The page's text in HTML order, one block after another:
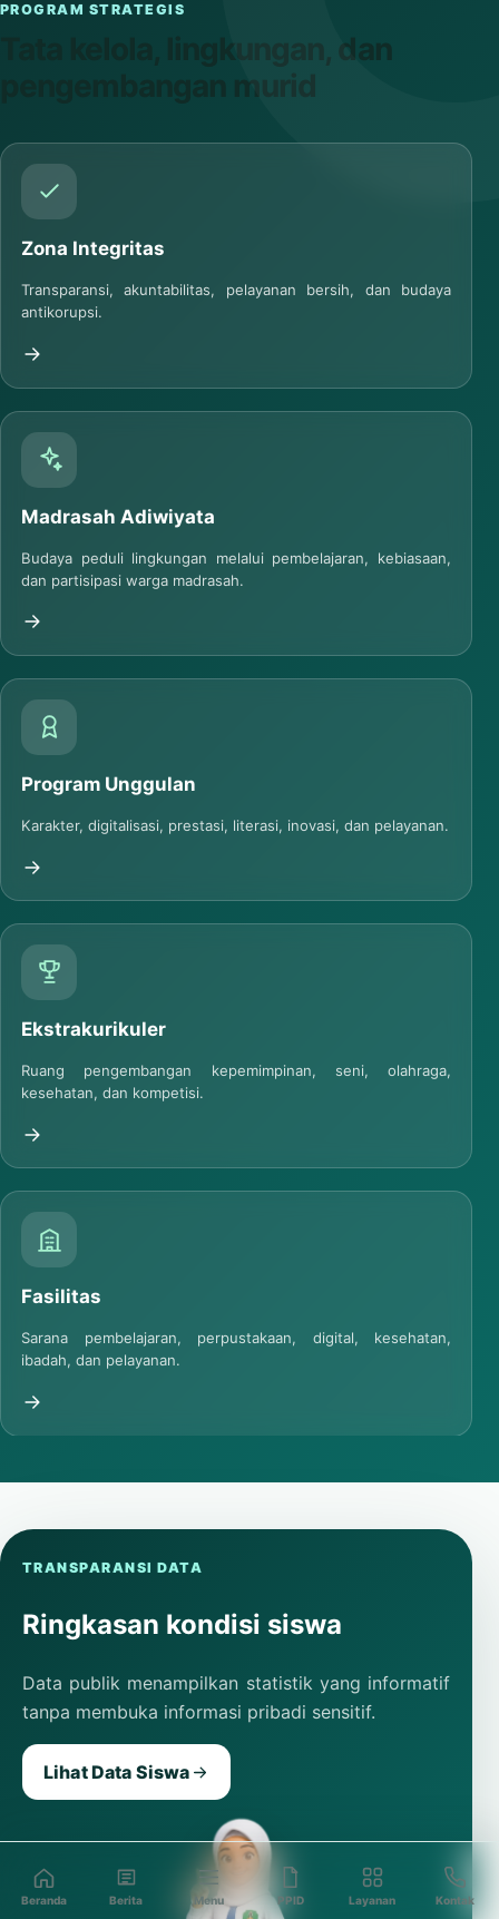
PROGRAM STRATEGIS
Tata kelola, lingkungan, dan
pengembangan murid
Zona Integritas
Transparansi, akuntabilitas, pelayanan bersih, dan budaya
antikorupsi.
Madrasah Adiwiyata
Budaya peduli lingkungan melalui pembelajaran, kebiasaan,
dan partisipasi warga madrasah.
Program Unggulan
Karakter, digitalisasi, prestasi, literasi, inovasi, dan pelayanan.
Ekstrakurikuler
Ruang pengembangan kepemimpinan, seni, olahraga,
kesehatan, dan kompetisi.
Fasilitas
Sarana pembelajaran, perpustakaan, digital, kesehatan,
ibadah, dan pelayanan.
TRANSPARANSI DATA
Ringkasan kondisi siswa
Data publik menampilkan statistik yang informatif
tanpa membuka informasi pribadi sensitif.
Lihat Data Siswa
Beranda Berita Menu PPID Layanan Kontak